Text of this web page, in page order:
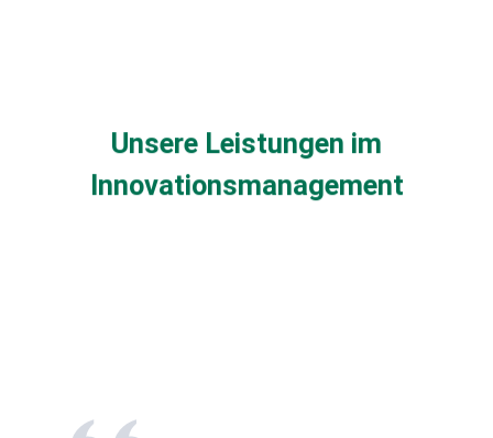
Unsere Leistungen im
Innovationsmanagement